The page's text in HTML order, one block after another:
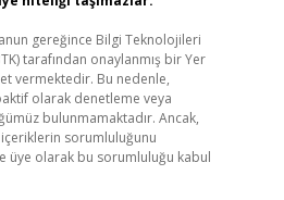
gereğince Bilgi Teknolojileri
tarafından onaylanmış bir Yer
vermektedir. Bu nedenle,
olarak denetleme veya
bulunmamaktadır. Ancak,
içeriklerin sorumluluğunu
üye olarak bu sorumluluğu kabul